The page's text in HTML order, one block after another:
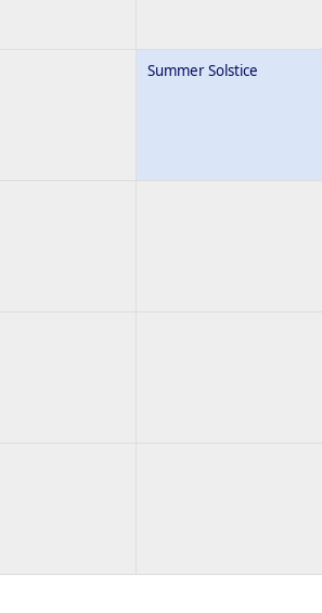
Summer Solstice